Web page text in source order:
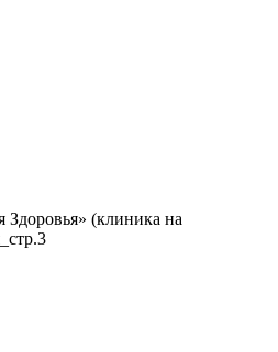
(клиника на